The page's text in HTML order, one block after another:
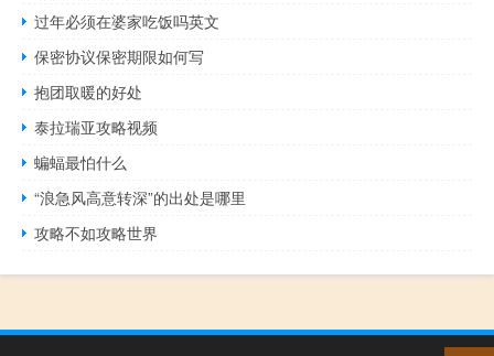
过年必须在婆家吃饭吗英文
保密协议保密期限如何写
抱团取暖的好处
泰拉瑞亚攻略视频
蝙蝠最怕什么
“浪急风高意转深”的出处是哪里
攻略不如攻略世界